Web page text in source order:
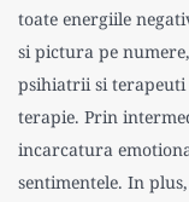
toate energiile
si pictura pe
psihiatrii si terapeuti
terapie. Prin
incarcatura
sentimentele. In